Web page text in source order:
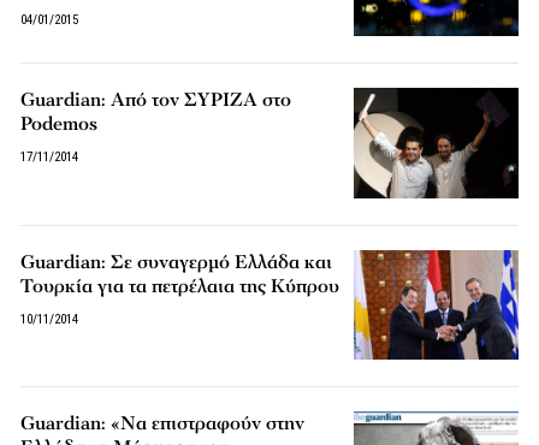
04/01/2015
Guardian: Από τον ΣΥΡΙΖΑ στο
Podemos
17/11/2014
Guardian: Σε συναγερμό Ελλάδα και
Τουρκία για τα πετρέλαια της Κύπρου
10/11/2014
Guardian: «Να επιστραφούν στην